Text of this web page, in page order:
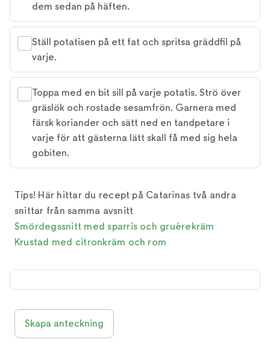
dem sedan på häften.
Ställ potatisen på ett fat och spritsa gräddfil på
varje.
Toppa med en bit sill på varje potatis. Strö över
gräslök och rostade sesamfrön. Garnera med
färsk koriander och sätt ned en tandpetare i
varje för att gästerna lätt skall få med sig hela
gobiten.
Tips! Här hittar du recept på Catarinas två andra
snittar från samma avsnitt
Smördegssnitt med sparris och gruérekräm
Krustad med citronkräm och rom
Skapa anteckning